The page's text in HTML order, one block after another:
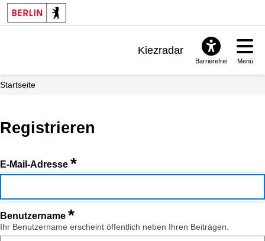
Kiezradar
Barrierefrei Menü
Startseite
Registrieren
E-Mail-Adresse *
Benutzername *
Ihr Benutzername erscheint öffentlich neben Ihren Beiträgen.